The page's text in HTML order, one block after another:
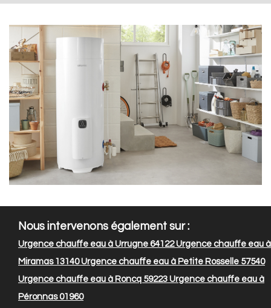
Nous intervenons également sur :
Urgence chauffe eau à Urrugne 64122Urgence chauffe eau à
Miramas 13140Urgence chauffe eau à Petite Rosselle 57540
Urgence chauffe eau à Roncq 59223 Urgence chauffe eau à
Péronnas 01960